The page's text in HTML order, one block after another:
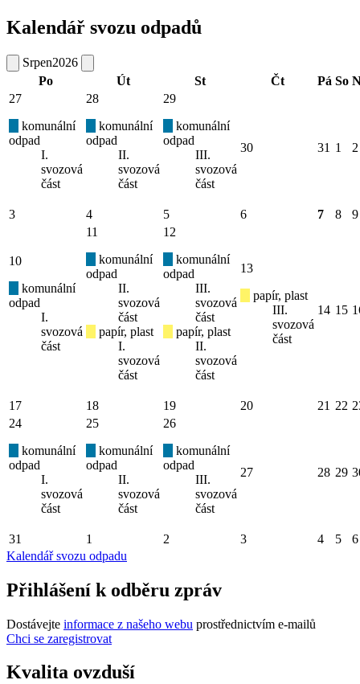
Kalendář svozu odpadů
Srpen2026
Po
Út St Čt Pá So
27
komunální
odpad
I.
svozová
část
28
komunální
odpad
II.
svozová
část
29
komunální
odpad
III.
svozová
část
30 31 1 2
3 4 5 6 7 8 9
10
komunální
odpad
I.
svozová
část
11
komunální
odpad
II.
svozová
část
papír, plast
I.
svozová
část
12
komunální
odpad
III.
svozová
část
papír, plast
II.
svozová
část
13
papír, plast
III.
svozová
část
14 15
17 18 19 20 21 22
24
komunální
odpad
I.
svozová
část
25
komunální
odpad
II.
svozová
část
26
komunální
odpad
III.
svozová
část
27 28 29
31 1 2 3 4 5
6
Kalendář svozu odpadu
Přihlášení k odběru zpráv
Dostávejte informace z našeho webu prostřednictvím e-mailů
Chci se zaregistrovat
Kvalita ovzduší